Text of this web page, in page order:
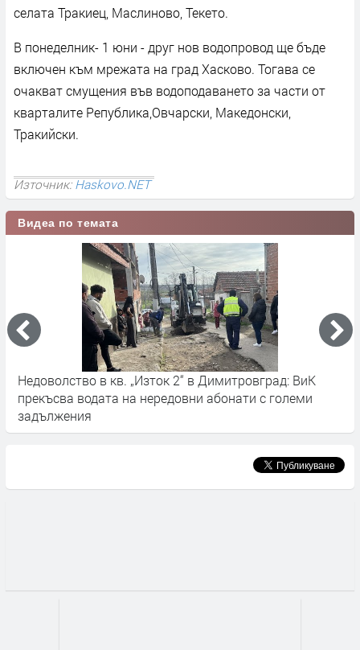
селата Тракиец, Маслиново, Текето.
В понеделник- 1 юни - друг нов водопровод ще бъде
включен към мрежата на град Хасково. Тогава се
очакват смущения във водоподаването за части от
кварталите Република,Овчарски, Македонски,
Тракийски.
Източник:Haskovo.NET
Видеа по темата
Недоволство в кв. „Изток 2“ в Димитровград: ВиК
прекъсва водата на нередовни абонати с големи
задължения